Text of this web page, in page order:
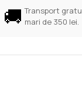
🚚 Transport
mari de 350 lei.